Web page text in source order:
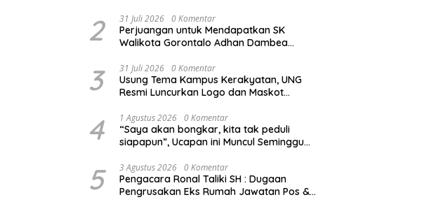
2 31 Juli 2026 0 Komentar
Perjuangan untuk Mendapatkan SK
Walikota Gorontalo Adhan Dambea
Rumah Jawatan Pos dan Telegraf, Gagal
!!!
3 31 Juli 2026 0 Komentar
Usung Tema Kampus Kerakyatan, UNG
Resmi Luncurkan Logo dan Maskot
4 1 Agustus 2026 0 Komentar
“Saya akan bongkar, kita tak peduli
siapapun”, Ucapan ini Muncul Seminggu
Cagar Budaya Gorontalo
5 3 Agustus 2026 0 Komentar
Pengacara Ronal Taliki SH : Dugaan
Pengrusakan Eks Rumah Jawatan Pos &